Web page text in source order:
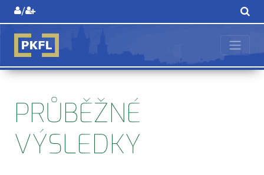
/
PRŮBĚŽNÉ
VÝSLEDKY